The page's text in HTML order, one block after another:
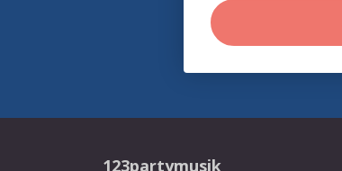
123partymusik